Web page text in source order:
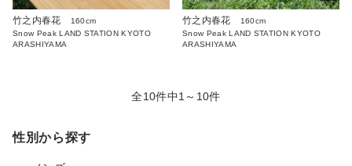
竹之内春花
160cm
Snow Peak LAND STATION KYOTO
ARASHIYAMA
竹之内春花
160cm
Snow Peak LAND STATION KYOTO
ARASHIYAMA
全10件中1～10件
性別から探す